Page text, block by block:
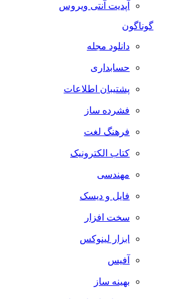
آپدیت آنتی ویروس
گوناگون
دانلود مجله
حسابداری
پشتیبان اطلاعات
فشرده ساز
فرهنگ لغت
کتاب الکترونیک
مهندسی
فایل و دیسک
سخت افزار
ابزار لینوکس
آفیس
بهینه ساز